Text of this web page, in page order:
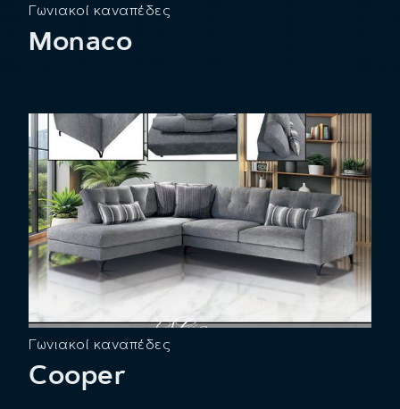
Γωνιακοί καναπέδες
Monaco
Γωνιακοί καναπέδες
Cooper